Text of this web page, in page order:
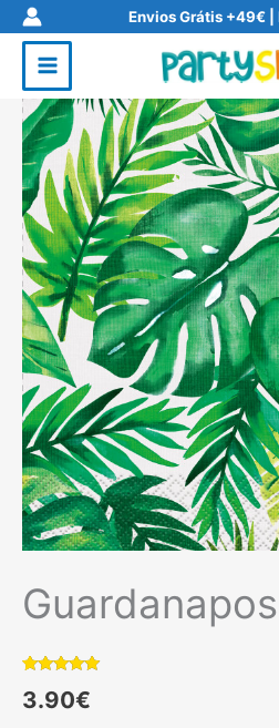
Skip
content
Envios Grátis +49€ |
com5.00
em 5 com
3.90€